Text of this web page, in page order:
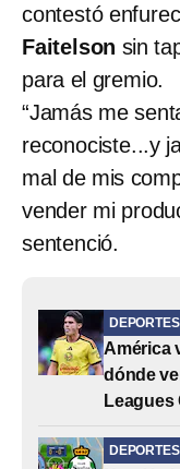
contestó
Faitelson sin
para el gremio.
“Jamás me
reconociste...y
mal de mis
vender mi
sentenció.
DEPORTES
América
dónde
Leagues
DEPORTES